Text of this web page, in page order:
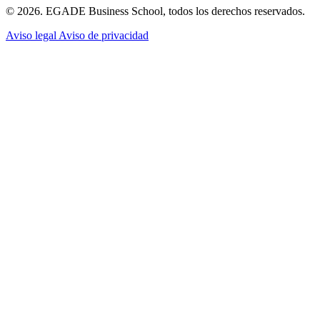
© 2026. EGADE Business School, todos los derechos reservados.
Aviso legal Aviso de privacidad